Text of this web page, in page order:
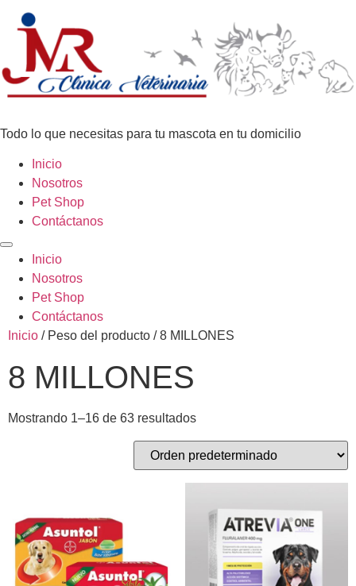
Todo lo que necesitas para tu mascota en tu domicilio
Inicio
Nosotros
Pet Shop
Contáctanos
Inicio
Nosotros
Pet Shop
Contáctanos
Inicio / Peso del producto / 8 MILLONES
8 MILLONES
Mostrando 1–16 de 63 resultados